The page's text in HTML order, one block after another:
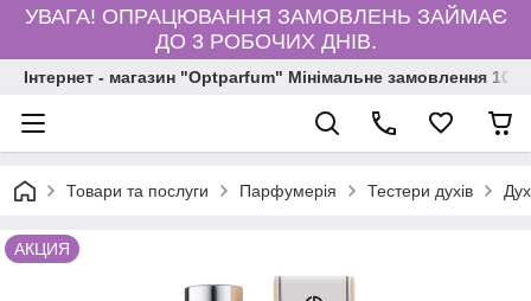
УВАГА! ОПРАЦЮВАННЯ ЗАМОВЛЕНЬ ЗАЙМАЄ
ДО 3 РОБОЧИХ ДНІВ.
Інтернет - магазин "Optparfum" Мінімальне замовлення
Товари та послуги Парфумерія Тестери духів
АКЦИЯ